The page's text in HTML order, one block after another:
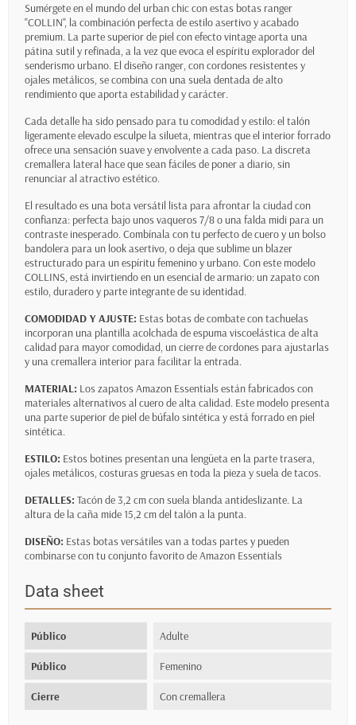
Sumérgete en el mundo del urban chic con estas botas ranger
"COLLIN", la combinación perfecta de estilo asertivo y acabado
premium. La parte superior de piel con efecto vintage aporta una
pátina sutil y refinada, a la vez que evoca el espíritu explorador del
senderismo urbano. El diseño ranger, con cordones resistentes y
ojales metálicos, se combina con una suela dentada de alto
rendimiento que aporta estabilidad y carácter.
Cada detalle ha sido pensado para tu comodidad y estilo: el talón
ligeramente elevado esculpe la silueta, mientras que el interior forrado
ofrece una sensación suave y envolvente a cada paso. La discreta
cremallera lateral hace que sean fáciles de poner a diario, sin
renunciar al atractivo estético.
El resultado es una bota versátil lista para afrontar la ciudad con
confianza: perfecta bajo unos vaqueros 7/8 o una falda midi para un
contraste inesperado. Combínala con tu perfecto de cuero y un bolso
bandolera para un look asertivo, o deja que sublime un blazer
estructurado para un espíritu femenino y urbano. Con este modelo
COLLINS, está invirtiendo en un esencial de armario: un zapato con
estilo, duradero y parte integrante de su identidad.
COMODIDAD Y AJUSTE: Estas botas de combate con tachuelas
incorporan una plantilla acolchada de espuma viscoelástica de alta
calidad para mayor comodidad, un cierre de cordones para ajustarlas
y una cremallera interior para facilitar la entrada.
MATERIAL: Los zapatos Amazon Essentials están fabricados con
materiales alternativos al cuero de alta calidad. Este modelo presenta
una parte superior de piel de búfalo sintética y está forrado en piel
sintética.
ESTILO: Estos botines presentan una lengüeta en la parte trasera,
ojales metálicos, costuras gruesas en toda la pieza y suela de tacos.
DETALLES: Tacón de 3,2 cm con suela blanda antideslizante. La
altura de la caña mide 15,2 cm del talón a la punta.
DISEÑO: Estas botas versátiles van a todas partes y pueden
combinarse con tu conjunto favorito de Amazon Essentials
Data sheet
Público Adulte
Público Femenino
Cierre Con cremallera